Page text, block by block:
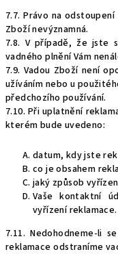
7.7. Právo na
Zboží nevýznamná.
7.8. V případě, že jste
vadného plnění Vám
7.9. Vadou Zboží není
užíváním nebo u
předchozího používání.
7.10. Při uplatnění
kterém bude uvedeno:
datum, kdy jste
co je obsahem
jaký způsob
Vaše kontaktní
vyřízení reklamace.
7.11. Nedohodneme-li
reklamace odstraníme